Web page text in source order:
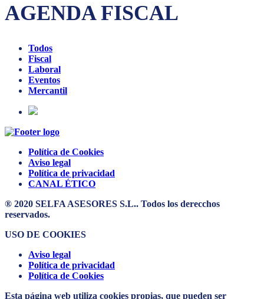
AGENDA FISCAL
Todos
Fiscal
Laboral
Eventos
Mercantil
Política de Cookies
Aviso legal
Política de privacidad
CANAL ÉTICO
® 2020 SELFA ASESORES S.L.. Todos los derecchos
reservados.
USO DE COOKIES
Aviso legal
Política de privacidad
Política de Cookies
Esta página web utiliza cookies propias, que pueden ser